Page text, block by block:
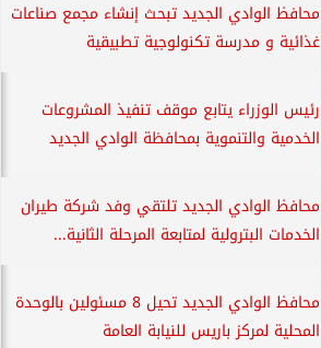
محافظ الوادي الجديد تبحث إنشاء مجمع صناعات
غذائية و مدرسة تكنولوجية تطبيقية
رئيس الوزراء يتابع موقف تنفيذ المشروعات
الخدمية والتنموية بمحافظة الوادي الجديد
محافظ الوادي الجديد تلتقي وفد شركة طيران
الخدمات البترولية لمتابعة المرحلة الثانية...
محافظ الوادي الجديد تحيل 8 مسئولين بالوحدة
المحلية لمركز باريس للنيابة العامة